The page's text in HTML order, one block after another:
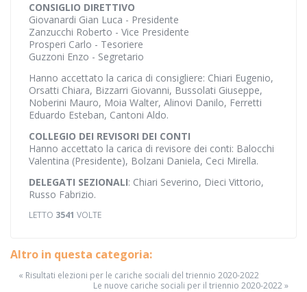
CONSIGLIO DIRETTIVO
Giovanardi Gian Luca - Presidente
Zanzucchi Roberto - Vice Presidente
Prosperi Carlo - Tesoriere
Guzzoni Enzo - Segretario
Hanno accettato la carica di consigliere: Chiari Eugenio,
Orsatti Chiara, Bizzarri Giovanni, Bussolati Giuseppe,
Noberini Mauro, Moia Walter, Alinovi Danilo, Ferretti
Eduardo Esteban, Cantoni Aldo.
COLLEGIO DEI REVISORI DEI CONTI
Hanno accettato la carica di revisore dei conti: Balocchi
Valentina (Presidente), Bolzani Daniela, Ceci Mirella.
DELEGATI SEZIONALI: Chiari Severino, Dieci Vittorio,
Russo Fabrizio.
LETTO 3541 VOLTE
Altro in questa categoria:
« Risultati elezioni per le cariche sociali del triennio 2020-2022
Le nuove cariche sociali per il triennio 2020-2022 »